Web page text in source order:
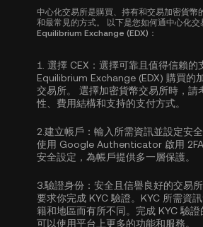
中心化交易所是購買、持有和交易加密貨幣
和最常見的方式。 以下是您如何通中心化交
Equilibrium Exchange (EDX)：
1. 選擇 CEX： 選擇可靠且值得信賴的
Equilibrium Exchange (EDX) 購買的
交易所。 選擇加密貨幣交易所時，請
性、費用結構和支持的支付方式。
2. 建立帳戶： 輸入所需資訊並設定安全
使用 Google Authenticator 啟用 2FA
安全設定，為帳戶提供多一層保護。
3.驗證身份： 安全且信譽良好的交易
要求你完成 KYC 驗證。KYC 所需資
籍和地區而有所不同。完成 KYC 驗證
可以使用平台上更多的功能和服務。